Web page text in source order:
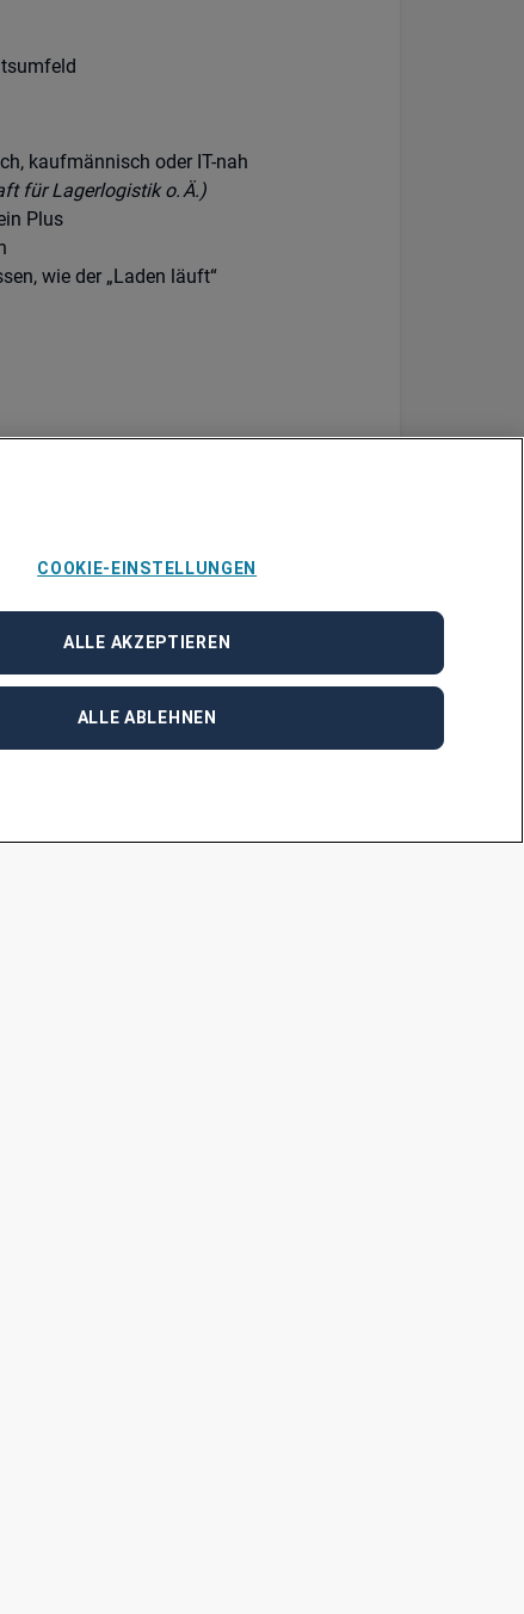
kaufmännisch oder IT-nah
für Lagerlogistik o. Ä.)
Plus
wie der „Laden läuft“
mitdenkt und besser machen will.
Online-Bewerbungsplattform oder
Ihnen in Verbindung.
nehmen Sie gerne Kontakt mit Martina
COOKIE-EINSTELLUNGEN
ALLE ABLEHNEN
ALLE AKZEPTIEREN